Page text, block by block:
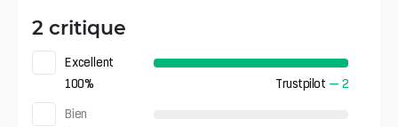
2 critique
Excellent
100% Trustpilot — 2
Bien